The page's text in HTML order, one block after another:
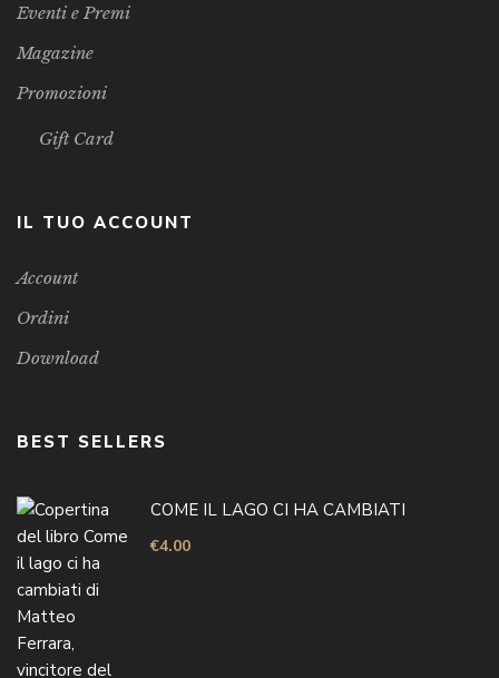
Eventi e Premi
Magazine
Promozioni
Gift Card
IL TUO ACCOUNT
Account
Ordini
Download
BEST SELLERS
COME IL LAGO CI HA CAMBIATI
€4.00